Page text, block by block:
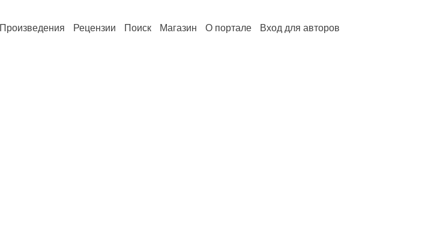
Произведения Рецензии Поиск Магазин О портале Вход для авторов